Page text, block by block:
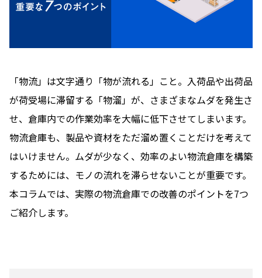
「物流」は文字通り「物が流れる」こと。入荷品や出荷品
が荷受場に滞留する「物溜」が、さまざまなムダを発生さ
せ、倉庫内での作業効率を大幅に低下させてしまいます。
物流倉庫も、製品や資材をただ溜め置くことだけを考えて
はいけません。ムダが少なく、効率のよい物流倉庫を構築
するためには、モノの流れを滞らせないことが重要です。
本コラムでは、実際の物流倉庫での改善のポイントを7つ
ご紹介します。